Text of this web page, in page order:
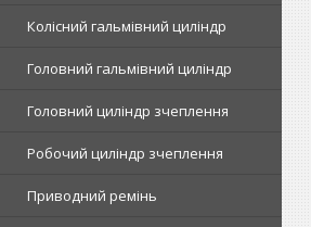
Колісний гальмівний циліндр
Головний гальмівний циліндр
Головний циліндр зчеплення
Робочий циліндр зчеплення
Приводний ремінь